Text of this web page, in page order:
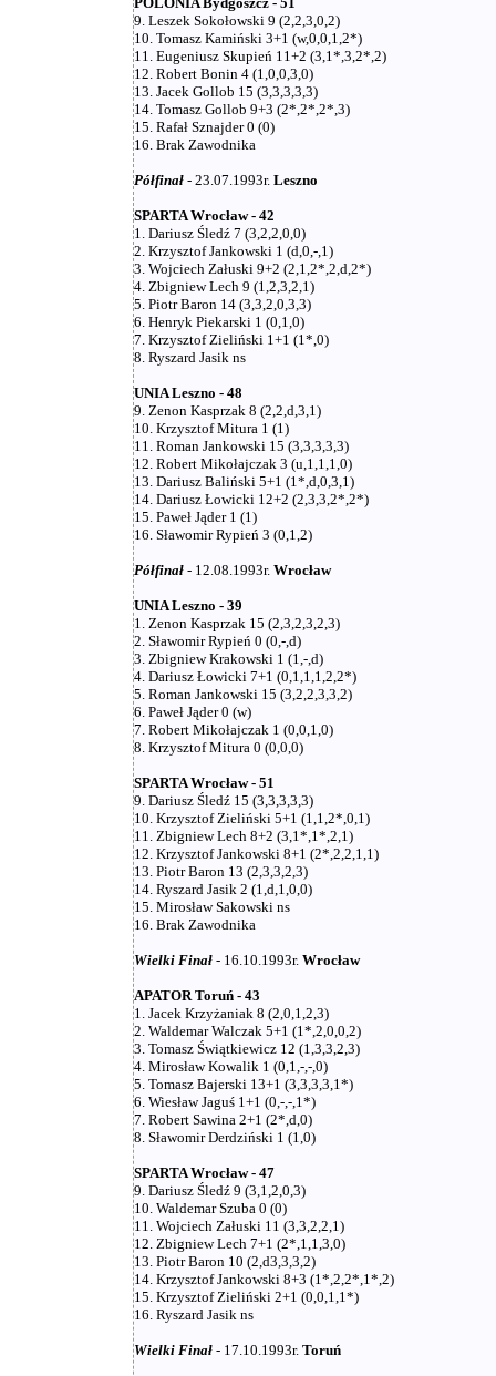
9. Leszek Sokołowski 9 (2,2,3,0,2)
10. Tomasz Kamiński 3+1 (w,0,0,1,2*)
11. Eugeniusz Skupień 11+2 (3,1*,3,2*,2)
12. Robert Bonin 4 (1,0,0,3,0)
13. Jacek Gollob 15 (3,3,3,3,3)
14. Tomasz Gollob 9+3 (2*,2*,2*,3)
15. Rafał Sznajder 0 (0)
16. Brak Zawodnika
Półfinał - 23.07.1993r. Leszno
SPARTA Wrocław - 42
1. Dariusz Śledź 7 (3,2,2,0,0)
2. Krzysztof Jankowski 1 (d,0,-,1)
3. Wojciech Załuski 9+2 (2,1,2*,2,d,2*)
4. Zbigniew Lech 9 (1,2,3,2,1)
5. Piotr Baron 14 (3,3,2,0,3,3)
6. Henryk Piekarski 1 (0,1,0)
7. Krzysztof Zieliński 1+1 (1*,0)
8. Ryszard Jasik ns
UNIA Leszno - 48
9. Zenon Kasprzak 8 (2,2,d,3,1)
10. Krzysztof Mitura 1 (1)
11. Roman Jankowski 15 (3,3,3,3,3)
12. Robert Mikołajczak 3 (u,1,1,1,0)
13. Dariusz Baliński 5+1 (1*,d,0,3,1)
14. Dariusz Łowicki 12+2 (2,3,3,2*,2*)
15. Paweł Jąder 1 (1)
16. Sławomir Rypień 3 (0,1,2)
Półfinał - 12.08.1993r. Wrocław
UNIA Leszno - 39
1. Zenon Kasprzak 15 (2,3,2,3,2,3)
2. Sławomir Rypień 0 (0,-,d)
3. Zbigniew Krakowski 1 (1,-,d)
4. Dariusz Łowicki 7+1 (0,1,1,1,2,2*)
5. Roman Jankowski 15 (3,2,2,3,3,2)
6. Paweł Jąder 0 (w)
7. Robert Mikołajczak 1 (0,0,1,0)
8. Krzysztof Mitura 0 (0,0,0)
SPARTA Wrocław - 51
9. Dariusz Śledź 15 (3,3,3,3,3)
10. Krzysztof Zieliński 5+1 (1,1,2*,0,1)
11. Zbigniew Lech 8+2 (3,1*,1*,2,1)
12. Krzysztof Jankowski 8+1 (2*,2,2,1,1)
13. Piotr Baron 13 (2,3,3,2,3)
14. Ryszard Jasik 2 (1,d,1,0,0)
15. Mirosław Sakowski ns
16. Brak Zawodnika
Wielki Finał - 16.10.1993r. Wrocław
APATOR Toruń - 43
1. Jacek Krzyżaniak 8 (2,0,1,2,3)
2. Waldemar Walczak 5+1 (1*,2,0,0,2)
3. Tomasz Świątkiewicz 12 (1,3,3,2,3)
4. Mirosław Kowalik 1 (0,1,-,-,0)
5. Tomasz Bajerski 13+1 (3,3,3,3,1*)
6. Wiesław Jaguś 1+1 (0,-,-,1*)
7. Robert Sawina 2+1 (2*,d,0)
8. Sławomir Derdziński 1 (1,0)
SPARTA Wrocław - 47
9. Dariusz Śledź 9 (3,1,2,0,3)
10. Waldemar Szuba 0 (0)
11. Wojciech Załuski 11 (3,3,2,2,1)
12. Zbigniew Lech 7+1 (2*,1,1,3,0)
13. Piotr Baron 10 (2,d3,3,3,2)
14. Krzysztof Jankowski 8+3 (1*,2,2*,1*,2)
15. Krzysztof Zieliński 2+1 (0,0,1,1*)
16. Ryszard Jasik ns
Wielki Finał - 17.10.1993r. Toruń